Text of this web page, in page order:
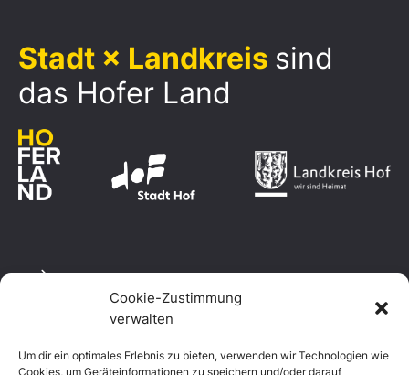
Cookie-Zustimmung
verwalten
Um dir ein optimales Erlebnis zu bieten, verwenden wir Technologien wie
Cookies, um Geräteinformationen zu speichern und/oder darauf
Stadt × Landkreis sind
das Hofer Land
Logo Download
Datenschutzerklärung